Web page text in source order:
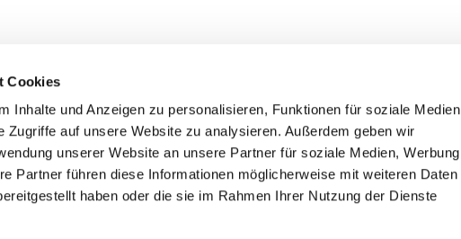
Cookies
Inhalte und Anzeigen zu personalisieren, Funktionen für soziale Medien
Zugriffe auf unsere Website zu analysieren. Außerdem geben wir
unserer Website an unsere Partner für soziale Medien, Werbung
Partner führen diese Informationen möglicherweise mit weiteren Daten
haben oder die sie im Rahmen Ihrer Nutzung der Dienste